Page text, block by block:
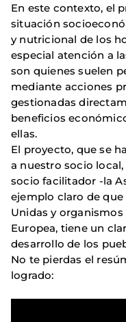
En este contexto, el
situación
y nutricional de los
especial atención a
son quienes suelen
mediante acciones
gestionadas
beneficios
ellas.
El proyecto, que se
a nuestro socio local,
socio facilitador -la
ejemplo claro de
Unidas y
Europea, tiene un
desarrollo de los
No te pierdas el
logrado: